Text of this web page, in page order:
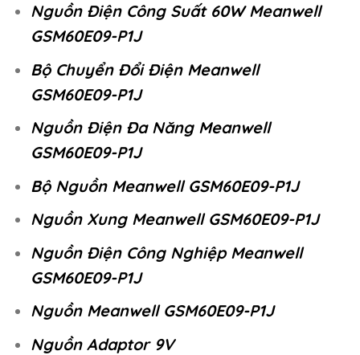
Nguồn Điện Công Suất 60W Meanwell
GSM60E09-P1J
Bộ Chuyển Đổi Điện Meanwell
GSM60E09-P1J
Nguồn Điện Đa Năng Meanwell
GSM60E09-P1J
Bộ Nguồn Meanwell GSM60E09-P1J
Nguồn Xung Meanwell GSM60E09-P1J
Nguồn Điện Công Nghiệp Meanwell
GSM60E09-P1J
Nguồn Meanwell GSM60E09-P1J
Nguồn Adaptor 9V